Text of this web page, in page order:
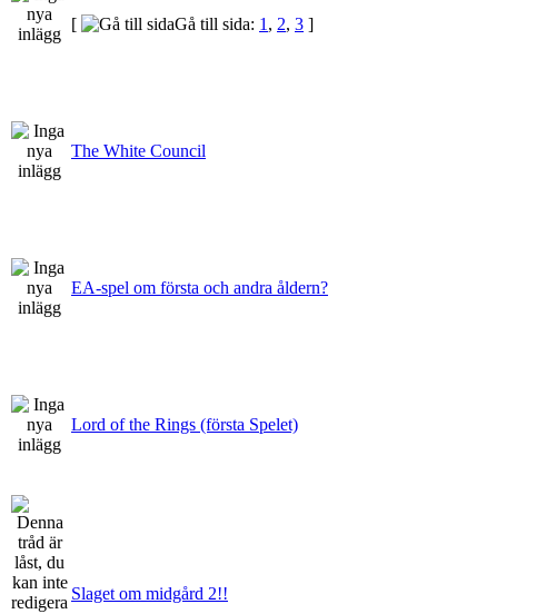
[
Gå till sida: 1 , 2, 3 ]
The White Council
EA-spel om första och andra åldern?
Lord of the Rings (första Spelet)
Slaget om midgård 2!!